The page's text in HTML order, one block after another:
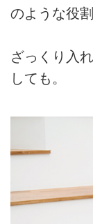
のような役割
ざっくり入
しても。